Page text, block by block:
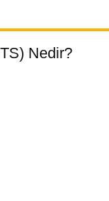
Nedir?